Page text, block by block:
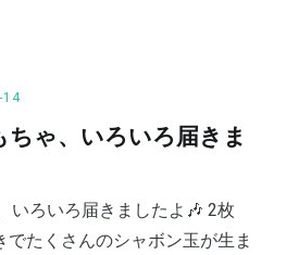
14
ゃ、いろいろ届きま
いろいろ届きましたよ🎶 2枚
でたくさんのシャボン玉が生ま